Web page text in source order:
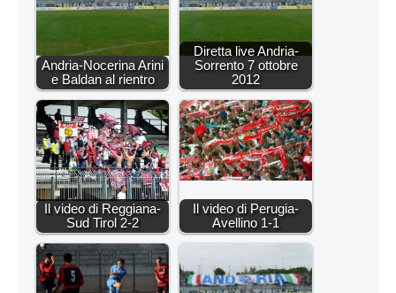
Andria-Nocerina Arini
e Baldan al rientro
Diretta live Andria-
Sorrento 7 ottobre
2012
Il video di Reggiana-
Sud Tirol 2-2
Il video di Perugia-
Avellino 1-1